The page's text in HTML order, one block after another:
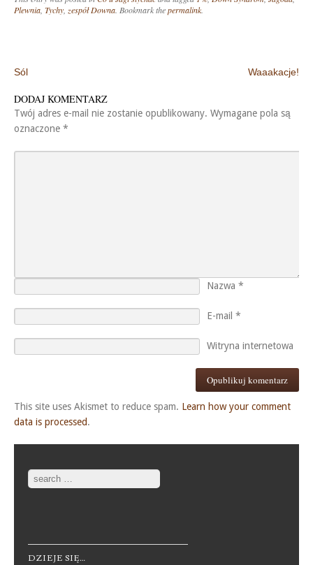
Plewnia Tychy zespół Downa . Bookmark thepermalink
Post navigation
Sól Waaakacje!
DODAJ KOMENTARZ
Twój adres e-mail nie zostanie opublikowany. Wymagane pola są
oznaczone *
Nazwa *
E-mail *
Witryna internetowa
This site uses Akismet to reduce spam. Learn how your comment
data is processed.
Search
DZIEJE SIĘ…